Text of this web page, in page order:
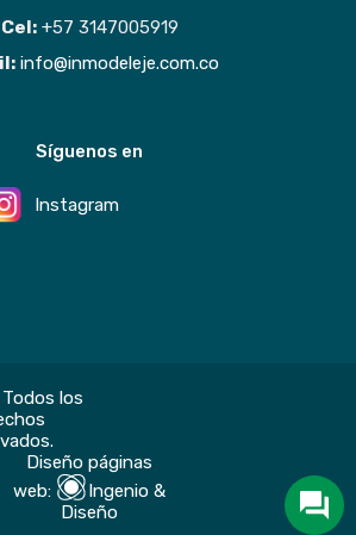
Cel:+57 3147005919
info@inmodeleje.com.co
Síguenos en
Instagram
los
Diseño páginas
web: Ingenio &
Diseño